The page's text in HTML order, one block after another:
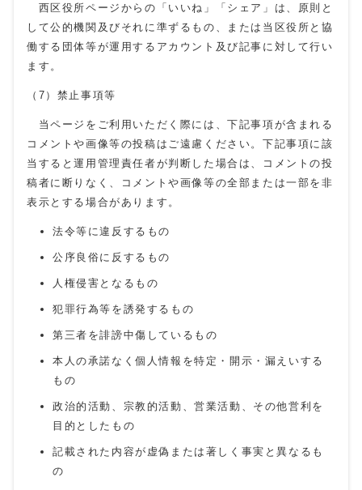
西区役所ページからの「いいね」「シェア」は、原則と
して公的機関及びそれに準ずるもの、または当区役所と協
働する団体等が運用するアカウント及び記事に対して行い
ます。
（7）禁止事項等
当ページをご利用いただく際には、下記事項が含まれる
コメントや画像等の投稿はご遠慮ください。下記事項に該
当すると運用管理責任者が判断した場合は、コメントの投
稿者に断りなく、コメントや画像等の全部または一部を非
表示とする場合があります。
法令等に違反するもの
公序良俗に反するもの
人権侵害となるもの
犯罪行為等を誘発するもの
第三者を誹謗中傷しているもの
本人の承諾なく個人情報を特定・開示・漏えいする
もの
政治的活動、宗教的活動、営業活動、その他営利を
目的としたもの
記載された内容が虚偽または著しく事実と異なるも
の